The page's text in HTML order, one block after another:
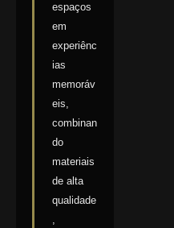
espaços
em
experiênc
ias
memoráv
eis,
combinan
do
materiais
de alta
qualidade
,